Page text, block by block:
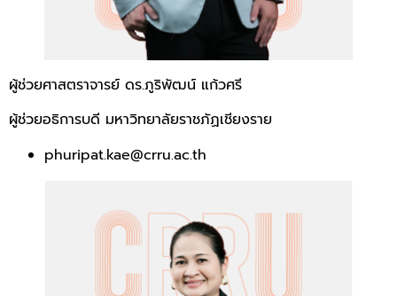
ผู้ช่วยศาสตราจารย์ ดร.ภูริพัฒน์ แก้วศรี
ผู้ช่วยอธิการบดี มหาวิทยาลัยราชภัฏเชียงราย
phuripat.kae@crru.ac.th